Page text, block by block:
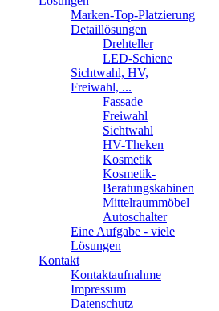
Marken-Top-Platzierung
Detaillösungen
Drehteller
LED-Schiene
Sichtwahl, HV,
Freiwahl, ...
Fassade
Freiwahl
Sichtwahl
HV-Theken
Kosmetik
Kosmetik-
Beratungskabinen
Mittelraummöbel
Autoschalter
Eine Aufgabe - viele
Lösungen
Kontakt
Kontaktaufnahme
Impressum
Datenschutz